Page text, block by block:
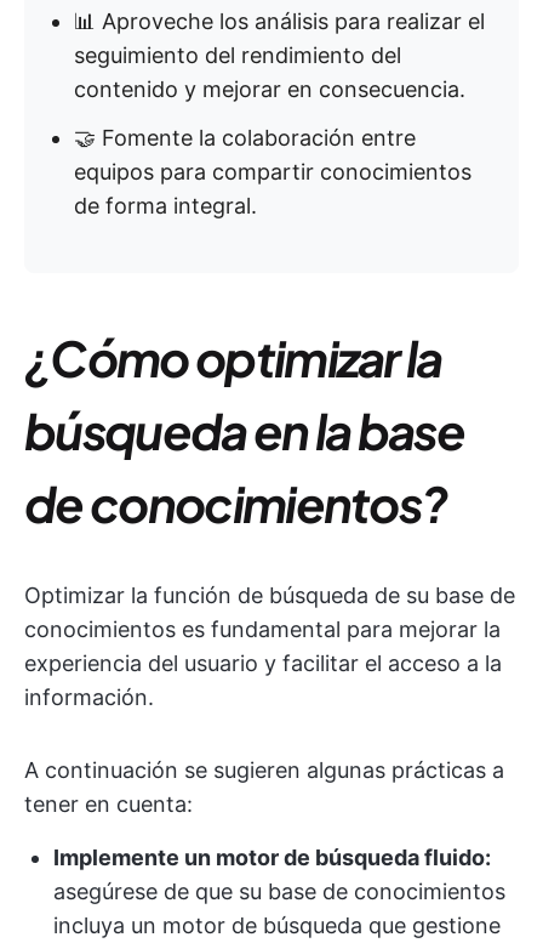
📊 Aproveche los análisis para realizar el
seguimiento del rendimiento del
contenido y mejorar en consecuencia.
🤝 Fomente la colaboración entre
equipos para compartir conocimientos
de forma integral.
¿Cómo optimizar la
búsqueda en la base
de conocimientos?
Optimizar la función de búsqueda de su base de
conocimientos es fundamental para mejorar la
experiencia del usuario y facilitar el acceso a la
información.
A continuación se sugieren algunas prácticas a
tener en cuenta:
Implemente un motor de búsqueda fluido:
asegúrese de que su base de conocimientos
incluya un motor de búsqueda que gestione